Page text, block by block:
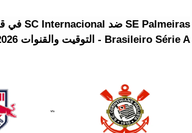
Brasileiro Série A - التوقيت والقنوات 2026-08-09